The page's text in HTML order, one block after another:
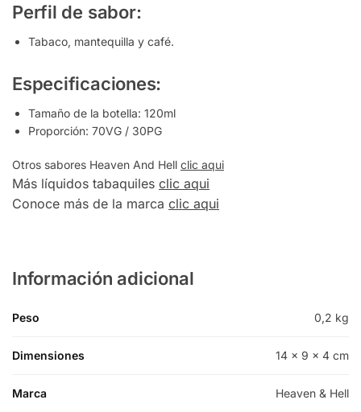
Perfil de sabor:
Tabaco, mantequilla y café.
Especificaciones:
Tamaño de la botella: 120ml
Proporción: 70VG / 30PG
Otros sabores Heaven And Hell clic aqui
Más líquidos tabaquiles clic aqui
Conoce más de la marca clic aqui
Información adicional
Peso 0,2 kg
Dimensiones 14 × 9 × 4 cm
Marca Heaven & Hell